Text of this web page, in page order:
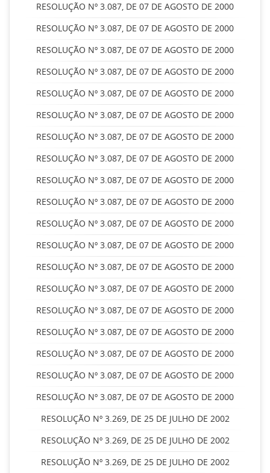
RESOLUÇÃO Nº 3.087, DE 07 DE AGOSTO DE 2000
RESOLUÇÃO Nº 3.087, DE 07 DE AGOSTO DE 2000
RESOLUÇÃO Nº 3.087, DE 07 DE AGOSTO DE 2000
RESOLUÇÃO Nº 3.087, DE 07 DE AGOSTO DE 2000
RESOLUÇÃO Nº 3.087, DE 07 DE AGOSTO DE 2000
RESOLUÇÃO Nº 3.087, DE 07 DE AGOSTO DE 2000
RESOLUÇÃO Nº 3.087, DE 07 DE AGOSTO DE 2000
RESOLUÇÃO Nº 3.087, DE 07 DE AGOSTO DE 2000
RESOLUÇÃO Nº 3.087, DE 07 DE AGOSTO DE 2000
RESOLUÇÃO Nº 3.087, DE 07 DE AGOSTO DE 2000
RESOLUÇÃO Nº 3.087, DE 07 DE AGOSTO DE 2000
RESOLUÇÃO Nº 3.087, DE 07 DE AGOSTO DE 2000
RESOLUÇÃO Nº 3.087, DE 07 DE AGOSTO DE 2000
RESOLUÇÃO Nº 3.087, DE 07 DE AGOSTO DE 2000
RESOLUÇÃO Nº 3.087, DE 07 DE AGOSTO DE 2000
RESOLUÇÃO Nº 3.087, DE 07 DE AGOSTO DE 2000
RESOLUÇÃO Nº 3.087, DE 07 DE AGOSTO DE 2000
RESOLUÇÃO Nº 3.087, DE 07 DE AGOSTO DE 2000
RESOLUÇÃO Nº 3.087, DE 07 DE AGOSTO DE 2000
RESOLUÇÃO Nº 3.269, DE 25 DE JULHO DE 2002
RESOLUÇÃO Nº 3.269, DE 25 DE JULHO DE 2002
RESOLUÇÃO Nº 3.269, DE 25 DE JULHO DE 2002